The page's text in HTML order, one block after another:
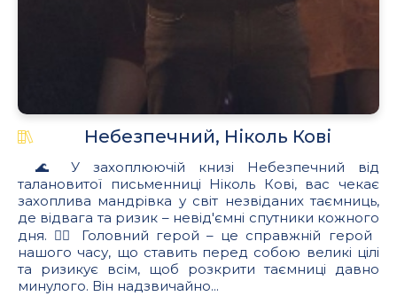
Небезпечний, Ніколь Кові
🌊 У захоплюючій книзі Небезпечний від
талановитої письменниці Ніколь Кові, вас чекає
захоплива мандрівка у світ незвіданих таємниць,
де відвага та ризик – невід'ємні спутники кожного
дня. 🦸‍♂️ Головний герой – це справжній герой
нашого часу, що ставить перед собою великі цілі
та ризикує всім, щоб розкрити таємниці давно
минулого. Він надзвичайно...